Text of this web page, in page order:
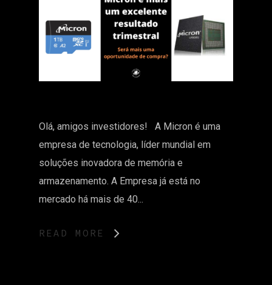
Olá, amigos investidores! A Micron é uma
empresa de tecnologia, líder mundial em
soluções inovadora de memória e
armazenamento. A Empresa já está no
mercado há mais de 40...
READ MORE